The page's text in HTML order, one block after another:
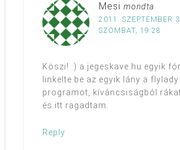
Mesi mondta
2011. SZEPTEMBER
SZOMBAT, 19:28
Köszi! :) a jegeskave.hu egyik
linkelte be az egyik lány a flylady
programot, kíváncsiságból
és itt ragadtam.
Reply